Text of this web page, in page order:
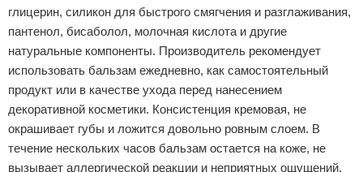
глицерин, силикон для быстрого смягчения и разглаживания,
пантенол, бисаболол, молочная кислота и другие
натуральные компоненты. Производитель рекомендует
использовать бальзам ежедневно, как самостоятельный
продукт или в качестве ухода перед нанесением
декоративной косметики. Консистенция кремовая, не
окрашивает губы и ложится довольно ровным слоем. В
течение нескольких часов бальзам остается на коже, не
вызывает аллергической реакции и неприятных ощущений.